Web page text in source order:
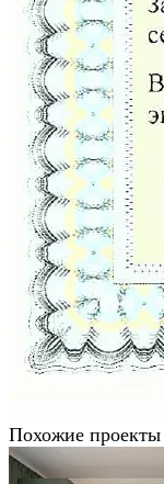
Похожие проекты